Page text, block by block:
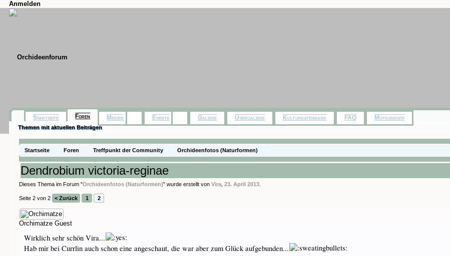
Anmelden
Startseite Foren Treffpunkt der Community Orchideenfotos (Naturformen)
Dendrobium victoria-reginae
Dieses Thema im Forum "Orchideenfotos (Naturformen)" wurde erstellt vonVira ,23. April 2013
Seite 2 von 2 < Zurück 1 2
Orchimatze Guest
Wirklich sehr schön Vira...
Hab mir bei Currlin auch schon eine angeschaut, die war aber zum Glück aufgebunden...
Startseite Foren
Themen mit aktuellen Beiträgen
Medien Events Galerie Usergalerie Kulturdatenbank FAQ Motivjaeger